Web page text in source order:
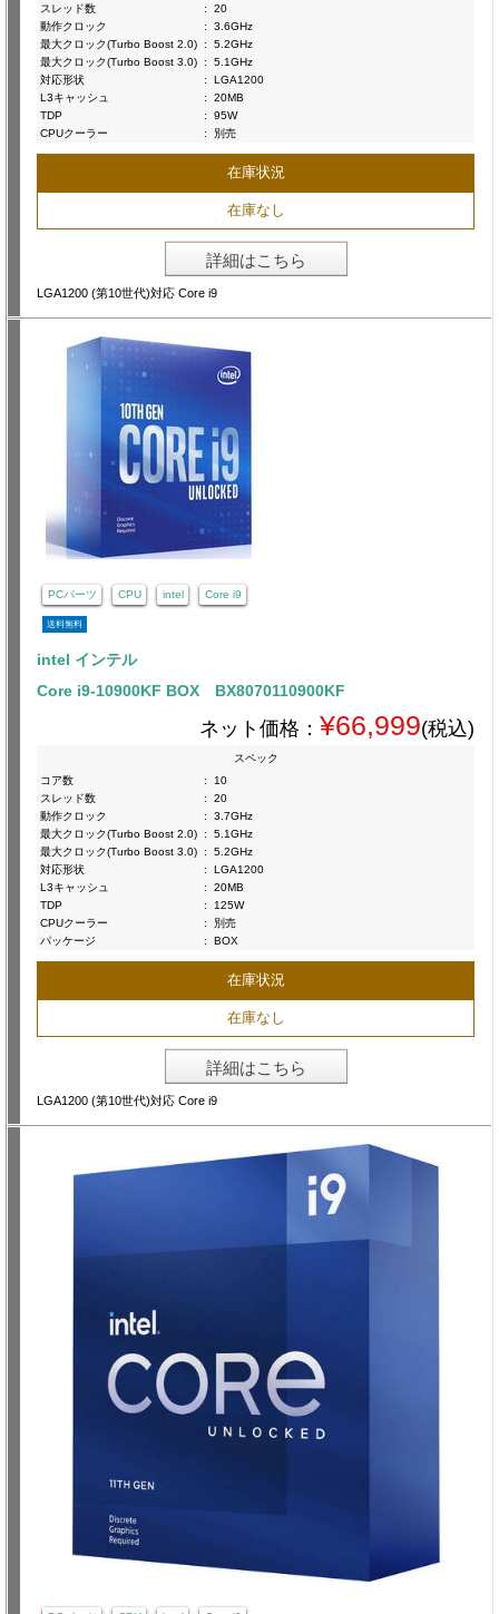
スレッド数
:
20
動作クロック
:
3.6GHz
最大クロック(Turbo Boost 2.0) :
5.2GHz
最大クロック(Turbo Boost 3.0) :
5.1GHz
対応形状
:
LGA1200
L3キャッシュ
:
20MB
TDP
:
95W
CPUクーラー
: 別売
在庫状況
在庫なし
詳細はこちら
LGA1200 (第10世代)対応 Core i9
PCパーツ CPU intel Core i9
送料無料
intel インテル
Core i9-10900KF BOX BX8070110900KF
ネット価格： ¥66,999(税込)
スペック
コア数
:
10
スレッド数
:
20
動作クロック
:
3.7GHz
最大クロック(Turbo Boost 2.0) :
5.1GHz
最大クロック(Turbo Boost 3.0) :
5.2GHz
対応形状
:
LGA1200
L3キャッシュ
:
20MB
TDP
:
125W
CPUクーラー
:
別売
パッケージ
: BOX
在庫状況
在庫なし
詳細はこちら
LGA1200 (第10世代)対応 Core i9